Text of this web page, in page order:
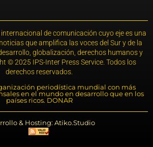
de comunicación cuyo eje es una
que amplifica las voces del Sur y de la
globalización, derechos humanos y
© 2025 IPS-Inter Press Service. Todos los
derechos reservados.
periodística mundial con más
en el mundo en desarrollo que en los
países ricos. DONAR
& Hosting: Atiko.Studio